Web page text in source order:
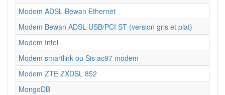
Modem ADSL Bewan Ethernet
Modem Bewan ADSL USB/PCI ST (version gris et plat)
Modem Intel
Modem smartlink ou Sis ac97 modem
Modem ZTE ZXDSL 852
MongoDB